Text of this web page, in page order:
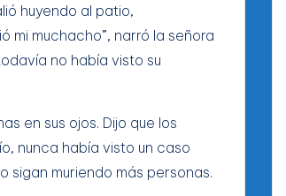
huyendo al patio,
mi muchacho”, narró la señora
no había visto su
en sus ojos. Dijo que los
nunca había visto un caso
sigan muriendo más personas.